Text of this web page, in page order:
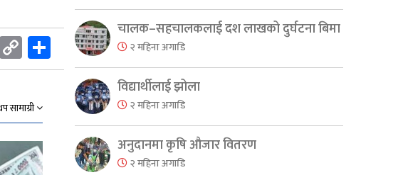
Messenger
Copy
Link
Share
सामाग्री
चालक–सहचालकलाई दश लाखको दुर्घटना बिमा
२ महिना अगाडि
विद्यार्थीलाई झोला
२ महिना अगाडि
अनुदानमा कृषि औजार वितरण
२ महिना अगाडि